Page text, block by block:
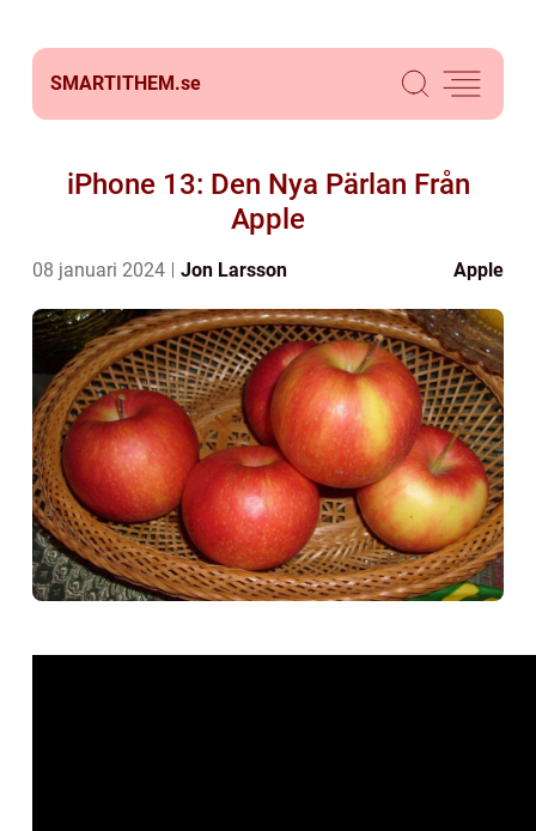
SMARTITHEM.se
iPhone 13: Den Nya Pärlan Från
Apple
08 januari 2024 Jon Larsson Apple